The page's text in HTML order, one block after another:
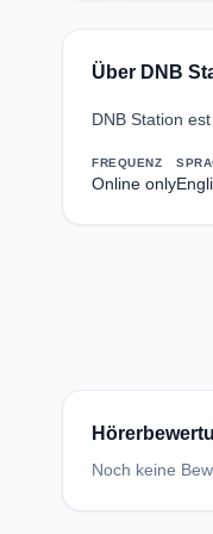
Über DNB
DNB Station
FREQUENZ
Online only
Noch keine